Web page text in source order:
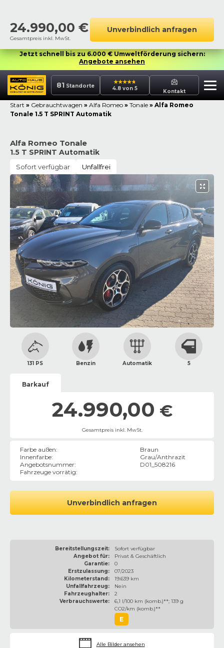
24.990,00 €
Gesamtpreis inkl. MwSt.
Unverbindlich anfragen
Jetzt schnell bis zu 6.000 € Umweltförderung sichern:
Angebote ansehen
81 Standorte 4.8 von 5 Kontakt
Start » Gebrauchtwagen » Alfa Romeo » Tonale » Alfa Romeo
Tonale 1.5 T SPRINT Automatik
Alfa Romeo Tonale
1.5 T SPRINT Automatik
Sofort verfügbar Unfallfrei
131 PS Benzin Automatik 5
Barkauf
24.990,00 €
Gesamtpreis inkl. MwSt.
Farbe außen:
Braun
Innenfarbe:
Grau/Anthrazit
Angebotsnummer:
D01_508216
Fahrzeuge vorrätig:
Unverbindlich anfragen
Bereitstellungszeit:
Sofort verfügbar
Angebot für:
Privat & Geschäftlich
Garantie:
0
Erstzulassung:
07/2023
Kilometerstand:
19.639 km
Unfallfahrzeug:
Nein
Fahrzeughalter:
2
Verbrauchswerte:
6,1 l/100 km (komb.)**; 139 g
CO2/km (komb.)**
E
Alle Bilder ansehen